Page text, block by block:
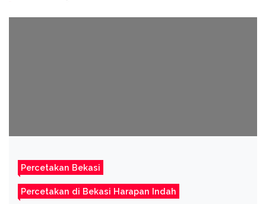
Percetakan Bekasi
Percetakan di Bekasi Harapan Indah